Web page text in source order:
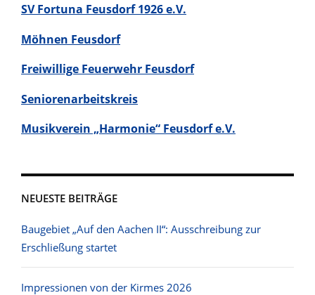
NEUESTE BEITRÄGE
Baugebiet „Auf den Aachen II“: Ausschreibung zur
Erschließung startet
Impressionen von der Kirmes 2026
SV Fortuna Feusdorf 1926 e.V.
Möhnen Feusdorf
Freiwillige Feuerwehr Feusdorf
Seniorenarbeitskreis
Musikverein „Harmonie“ Feusdorf e.V.